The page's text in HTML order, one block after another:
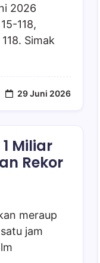
2026
118,
Simak
29 Juni 2026
Miliar
Rekor
meraup
jam